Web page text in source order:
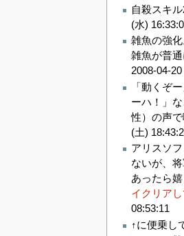
自殺スキ
(水)
雑魚の強
雑魚が普
2008-04-
「動くぞ
ーハ！」
性）の声
(土)
アリスソ
ないが、
あったら
イクリア
08:53:11
↑に便乗し